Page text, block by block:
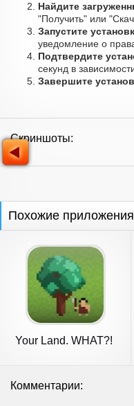
Найдите
"Получить" или
Запустите
уведомление о
Подтвердите
секунд в
Завершите
Скриншоты:
Похожие
Your Land. WHAT?!
Комментарии: